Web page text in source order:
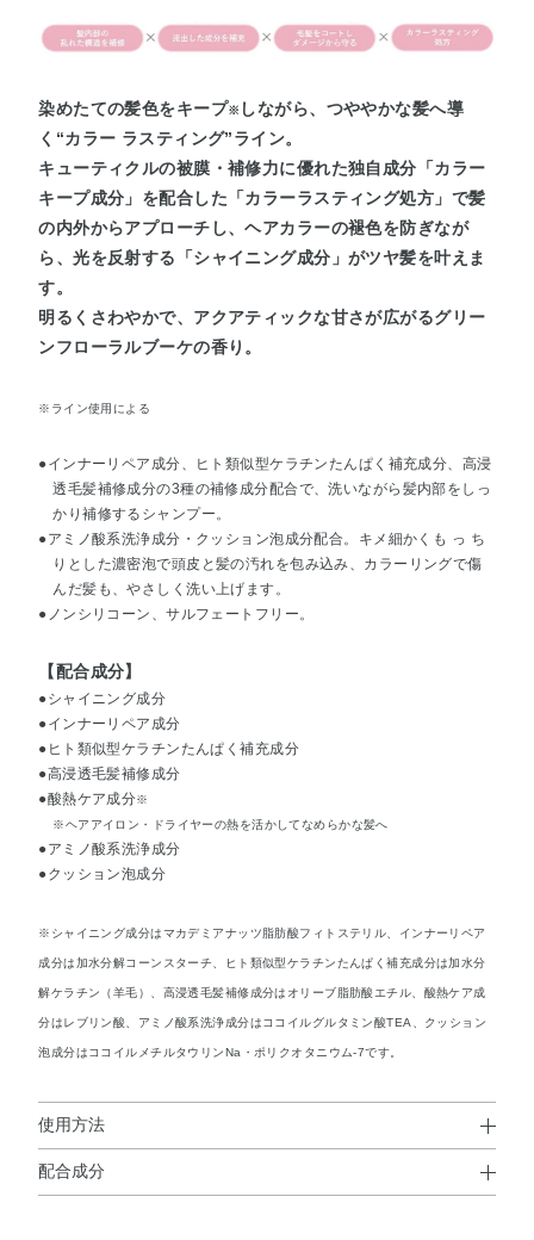
染めたての髪色をキープ※ しながら、つややかな髪へ導
く“カラー ラスティング”ライン。
キューティクルの被膜・補修力に優れた独自成分「カラー
キープ成分」を配合した「カラーラスティング処方」で髪
の内外からアプローチし、ヘアカラーの褪色を防ぎなが
ら、光を反射する「シャイニング成分」がツヤ髪を叶えま
す。
明るくさわやかで、アクアティックな甘さが広がるグリー
ンフローラルブーケの香り。
※ライン使用による
●インナーリペア成分、ヒト類似型ケラチンたんぱく補充成分、高浸
透毛髪補修成分の3種の補修成分配合で、洗いながら髪内部をしっ
かり補修するシャンプー。
●アミノ酸系洗浄成分・クッション泡成分配合。キメ細かくも っ ち
りとした濃密泡で頭皮と髪の汚れを包み込み、カラーリングで傷
んだ髪も、やさしく洗い上げます。
●ノンシリコーン、サルフェートフリー。
【配合成分】
●シャイニング成分
●インナーリペア成分
●ヒト類似型ケラチンたんぱく補充成分
●高浸透毛髪補修成分
●酸熱ケア成分※
※ヘアアイロン・ドライヤーの熱を活かしてなめらかな髪へ
●アミノ酸系洗浄成分
●クッション泡成分
※シャイニング成分はマカデミアナッツ脂肪酸フィトステリル、インナーリペア
成分は加水分解コーンスターチ、ヒト類似型ケラチンたんぱく補充成分は加水分
解ケラチン（羊毛）、高浸透毛髪補修成分はオリーブ脂肪酸エチル、酸熱ケア成
分はレブリン酸、アミノ酸系洗浄成分はココイルグルタミン酸TEA、クッション
泡成分はココイルメチルタウリンNa・ポリクオタニウム-7です。
使用方法
使用方法
配合成分